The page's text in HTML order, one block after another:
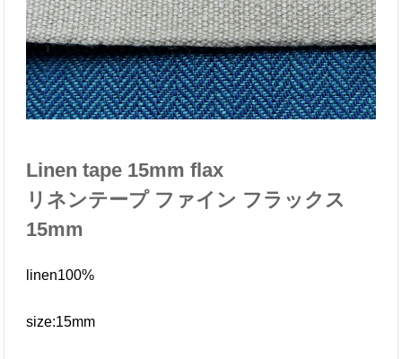
Linen tape 15mm flax
リネンテープ ファイン フラックス
15mm
linen100%
size:15mm